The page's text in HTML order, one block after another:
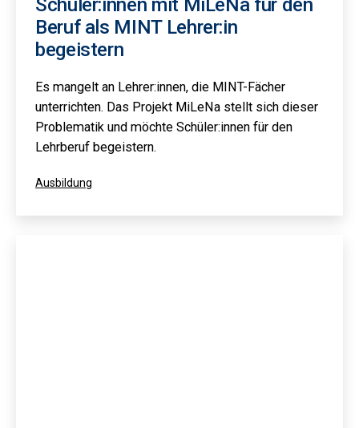
Schüler:innen mit MiLeNa für den
Beruf als MINT Lehrer:in
begeistern
Es mangelt an Lehrer:innen, die MINT-Fächer
unterrichten. Das Projekt MiLeNa stellt sich dieser
Problematik und möchte Schüler:innen für den
Lehrberuf begeistern.
Kategorisiert
Ausbildung